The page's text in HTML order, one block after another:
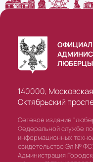
ЛЮБЕРЦЫ
140000,
Октябрьский
Сетевое издание
Федеральной службе
информационных
свидетельство Эл №
Администрация